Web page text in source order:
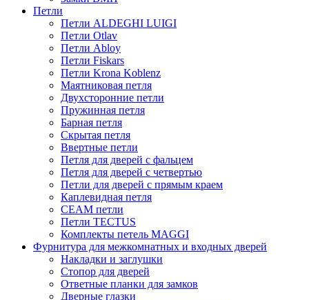
Петли
Петли ALDEGHI LUIGI
Петли Otlav
Петли Abloy
Петли Fiskars
Петли Krona Koblenz
Маятниковая петля
Двухсторонние петли
Пружинная петля
Барная петля
Скрытая петля
Ввертные петли
Петля для дверей с фальцем
Петля для дверей с четвертью
Петли для дверей с прямым краем
Каплевидная петля
CEAM петли
Петли TECTUS
Комплекты петель MAGGI
Фурнитура для межкомнатных и входных дверей
Накладки и заглушки
Стопор для дверей
Ответные планки для замков
Дверные глазки